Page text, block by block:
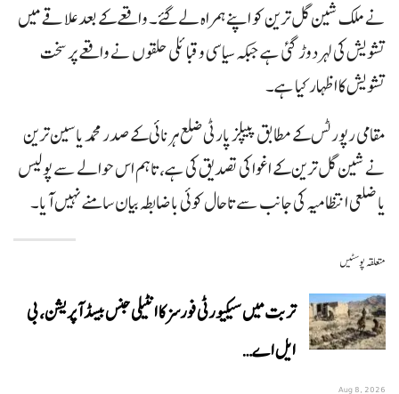
نے ملک شین گل ترین کو اپنے ہمراہ لے گئے۔ واقعے کے بعد علاقے میں
تشویش کی لہر دوڑ گئی ہے جبکہ سیاسی و قبائلی حلقوں نے واقعے پر سخت
تشویش کا اظہار کیا ہے۔
مقامی رپورٹس کے مطابق پیپلز پارٹی ضلع ہرنائی کے صدر محمد یاسین ترین
نے شین گل ترین کے اغوا کی تصدیق کی ہے، تاہم اس حوالے سے پولیس
یا ضلعی انتظامیہ کی جانب سے تاحال کوئی باضابطہ بیان سامنے نہیں آیا۔
متعلقہ پوسٹیں
تربت میں سیکیورٹی فورسز کا انٹیلی جنس بیسڈ آپریشن، بی
ایل اے…
Aug 8, 2026